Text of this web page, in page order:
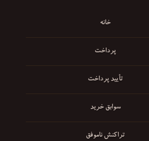
خانه
پرداخت
تأیید پرداخت
سوابق خرید
تراکنش ناموفق